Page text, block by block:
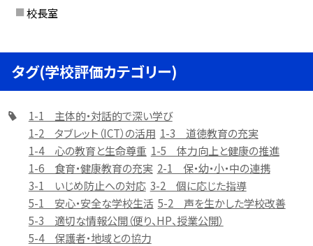
校長室
タグ(学校評価カテゴリー)
1-1 主体的・対話的で深い学び
1-2 タブレット（ICT）の活用 1-3 道徳教育の充実
1-4 心の教育と生命尊重 1-5 体力向上と健康の推進
1-6 食育・健康教育の充実 2-1 保・幼・小・中の連携
3-1 いじめ防止への対応 3-2 個に応じた指導
5-1 安心・安全な学校生活 5-2 声を生かした学校改善
5-3 適切な情報公開（便り、HP、授業公開）
5-4 保護者・地域との協力